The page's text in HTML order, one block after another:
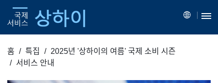
홈 특집
2025년 '상하이의 여름' 국제 소비 시즌
서비스 안내